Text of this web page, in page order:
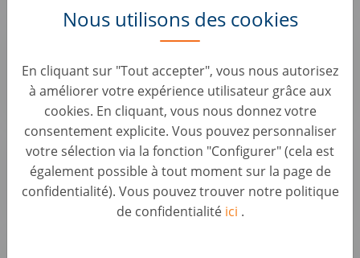
Nous utilisons des cookies
En cliquant sur "Tout accepter", vous nous autorisez
à améliorer votre expérience utilisateur grâce aux
cookies. En cliquant, vous nous donnez votre
consentement explicite. Vous pouvez personnaliser
votre sélection via la fonction "Configurer" (cela est
également possible à tout moment sur la page de
confidentialité). Vous pouvez trouver notre politique
de confidentialité ici .
Avaliador/a e Comprador/a Automóvel -
Car Evaluation • Portugal, Alfragide
AUTO1 Group
Kundenberater Fahrzeugbewertung & Ankauf
(m/w/d)
Automotive Roles • Germany, Karlsruhe
wirkaufendeinauto.de